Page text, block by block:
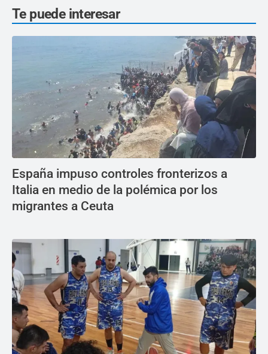
Te puede interesar
España impuso controles fronterizos a
Italia en medio de la polémica por los
migrantes a Ceuta